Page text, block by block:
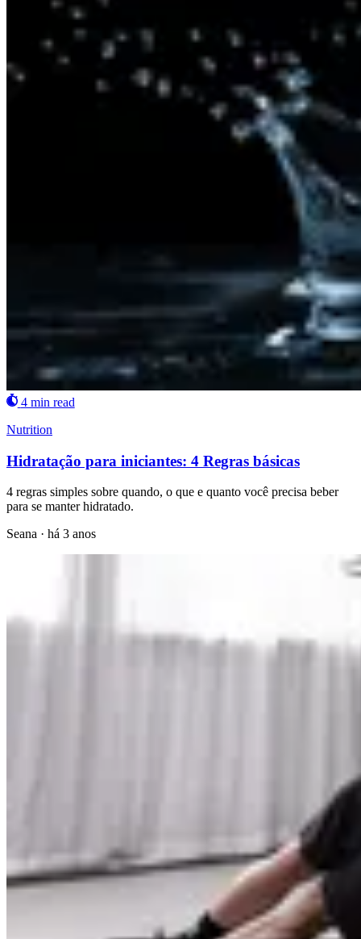
4 min read
Nutrition
Hidratação para iniciantes: 4 Regras básicas
4 regras simples sobre quando, o que e quanto você precisa beber
para se manter hidratado.
Seana · há 3 anos